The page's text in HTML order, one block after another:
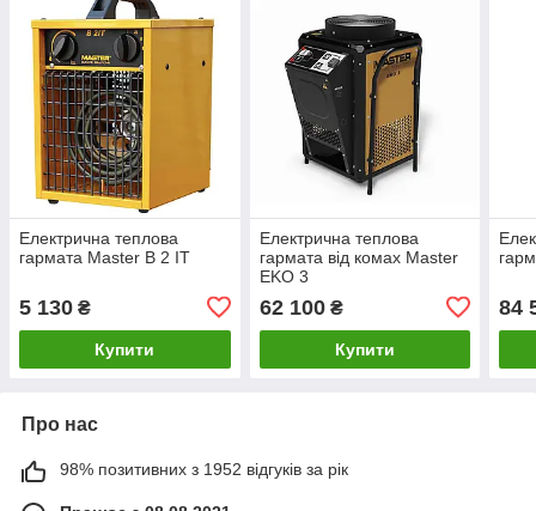
Електрична теплова
гармата Master B 2 IT
5 130 ₴
Купити
Електрична теплова
гармата від комах Master
EKO 3
62 100₴
Купити
84
Про нас
98% позитивних з 1952 відгуків за рік